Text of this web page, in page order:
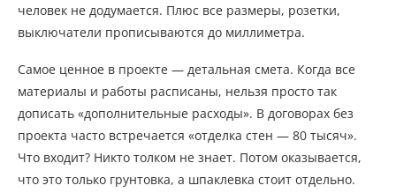
человек не додумается. Плюс все размеры, розетки,
выключатели прописываются до миллиметра.
Самое ценное в проекте — детальная смета. Когда все
материалы и работы расписаны, нельзя просто так
дописать «дополнительные расходы». В договорах без
проекта часто встречается «отделка стен — 80 тысяч».
Что входит? Никто толком не знает. Потом оказывается,
что это только грунтовка, а шпаклевка стоит отдельно.